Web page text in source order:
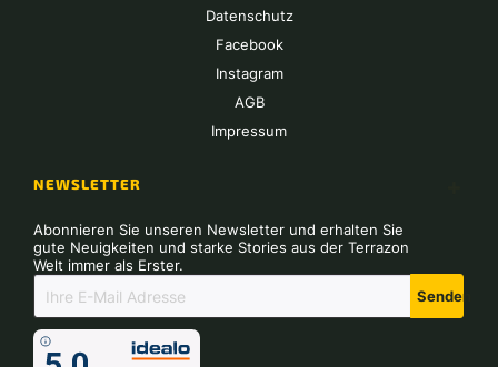
Datenschutz
Facebook
Instagram
AGB
Impressum
NEWSLETTER
Abonnieren Sie unseren Newsletter und erhalten Sie
gute Neuigkeiten und starke Stories aus der Terrazon
Welt immer als Erster.
Senden